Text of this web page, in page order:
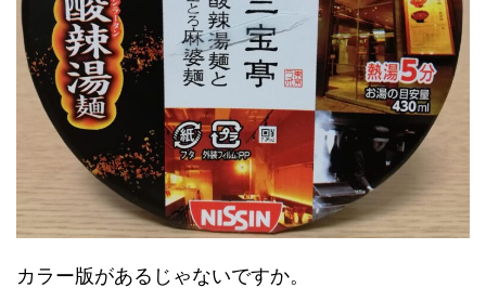
カラー版があるじゃないですか。